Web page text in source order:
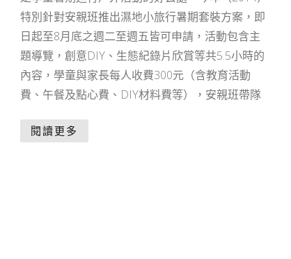
特別針對安親班推出濕地小旅行暑期套裝方案，即
日起至8月底之週二至週五皆可申請，活動包含主
題導覽，創意DIY、生態紀錄片欣賞等共5.5小時的
內容，學童與家長每人收費300元（含教育活動
費、午餐及點心費、DIY材料費等），安親班帶隊
閱讀更多